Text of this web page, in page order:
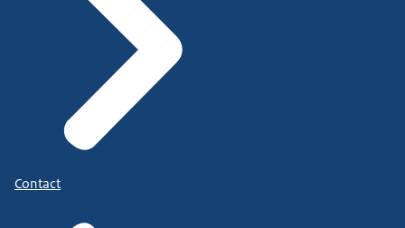
Contact